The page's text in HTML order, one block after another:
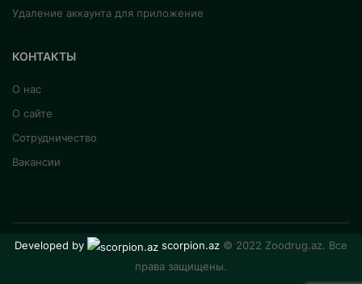
Удаление аккаунта для приложение
КОНТАКТЫ
О нас
О сайте
Сотрудничество
Вакансии
Developed by scorpion.az © 2022 Zoodrug.az. Все
права защищены.